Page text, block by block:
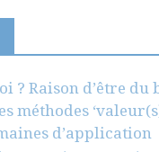
? Raison d’être du
méthodes
d’application